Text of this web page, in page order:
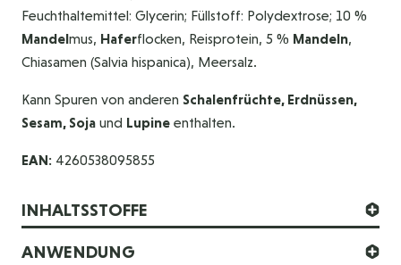
Feuchthaltemittel: Glycerin; Füllstoff: Polydextrose; 10 %
Mandelmus, Haferflocken, Reisprotein, 5 % Mandeln,
Chiasamen (Salvia hispanica), Meersalz.
Kann Spuren von anderen Schalenfrüchte, Erdnüssen,
Sesam, Soja und Lupine enthalten.
EAN: 4260538095855
INHALTSSTOFFE
ANWENDUNG